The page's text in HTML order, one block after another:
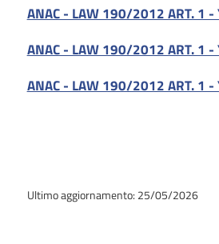
ANAC - LAW 190/2012 ART. 1 -
ANAC - LAW 190/2012 ART. 1 -
ANAC - LAW 190/2012 ART. 1 -
Ultimo aggiornamento: 25/05/2026